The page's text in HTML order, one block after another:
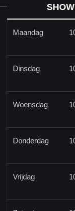
Maandag
Dinsdag
Woensdag
Donderdag
Vrijdag